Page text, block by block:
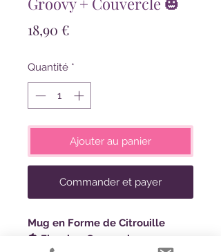
18,90 €
Quantité *
Ajouter au panier
Commander et payer
Mug en Forme de Citrouille
🎃 Florale + Couvercle